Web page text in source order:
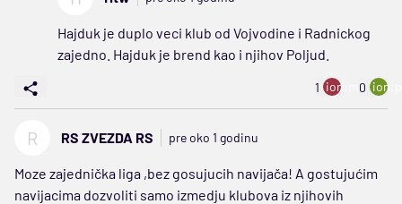
Hajduk je duplo veci klub od Vojvodine i Radnickog
zajedno. Hajduk je brend kao i njihov Poljud.
1 ion:minus
0
R RS ZVEZDA RS pre oko 1 godinu
Moze zajednička liga ,bez gosujucih navijača! A gostujućim
navijacima dozvoliti samo izmedju klubova iz njihovih